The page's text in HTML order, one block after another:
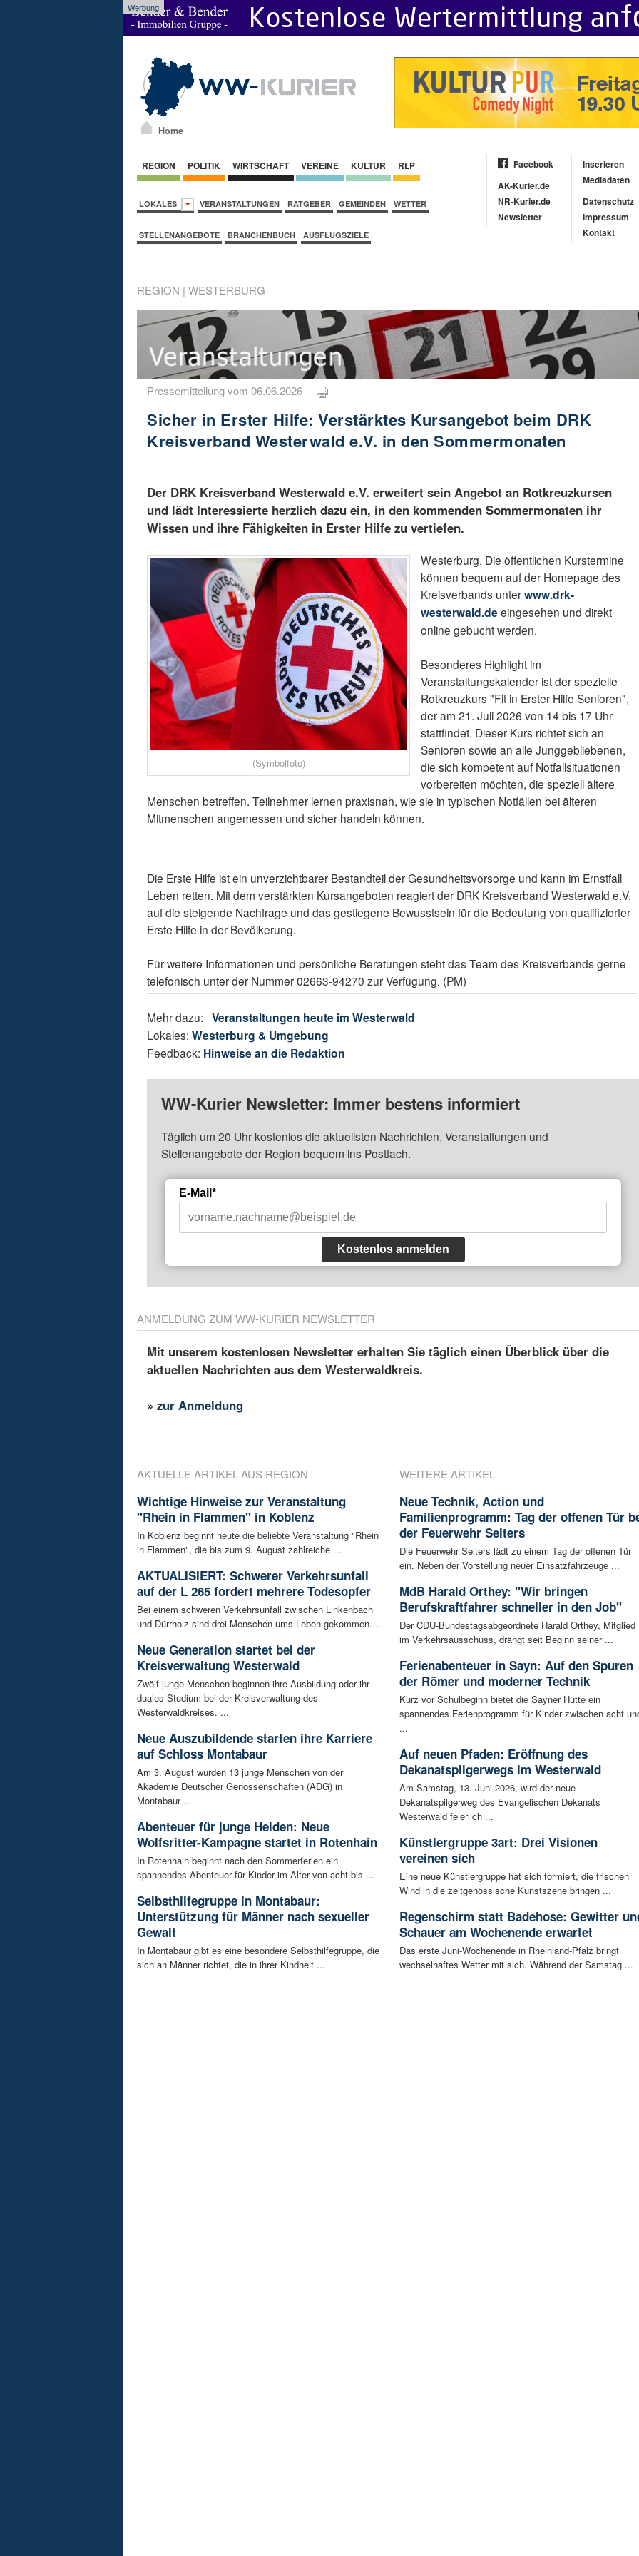
Werbung
Home
REGION POLITIK WIRTSCHAFT VEREINE KULTUR RLP
LOKALES VERANSTALTUNGEN RATGEBER GEMEINDEN WETTER
STELLENANGEBOTE BRANCHENBUCH AUSFLUGSZIELE
Facebook
AK-Kurier.de
NR-Kurier.de
Newsletter
Inserieren
Mediadaten
Datenschutz
Impressum
Kontakt
REGION | WESTERBURG
Pressemitteilung vom 06.06.2026
Sicher in Erster Hilfe: Verstärktes Kursangebot beim DRK
Kreisverband Westerwald e.V. in den Sommermonaten
Der DRK Kreisverband Westerwald e.V. erweitert sein Angebot an Rotkreuzkursen
und lädt Interessierte herzlich dazu ein, in den kommenden Sommermonaten ihr
Wissen und ihre Fähigkeiten in Erster Hilfe zu vertiefen.
(Symbolfoto)
Westerburg. Die öffentlichen Kurstermine
können bequem auf der Homepage des
Kreisverbands unterwww.drk-
westerwald.deeingesehen und direkt
online gebucht werden.
Besonderes Highlight im
Veranstaltungskalender ist der spezielle
Rotkreuzkurs "Fit in Erster Hilfe Senioren",
der am 21. Juli 2026 von 14 bis 17 Uhr
stattfindet. Dieser Kurs richtet sich an
Senioren sowie an alle Junggebliebenen,
die sich kompetent auf Notfallsituationen
vorbereiten möchten, die speziell ältere
Menschen betreffen. Teilnehmer lernen praxisnah, wie sie in typischen Notfällen bei älteren
Mitmenschen angemessen und sicher handeln können.
Die Erste Hilfe ist ein unverzichtbarer Bestandteil der Gesundheitsvorsorge und kann im Ernstfall
Leben retten. Mit dem verstärkten Kursangeboten reagiert der DRK Kreisverband Westerwald e.V.
auf die steigende Nachfrage und das gestiegene Bewusstsein für die Bedeutung von qualifizierter
Erste Hilfe in der Bevölkerung.
Für weitere Informationen und persönliche Beratungen steht das Team des Kreisverbands gerne
telefonisch unter der Nummer 02663-94270 zur Verfügung. (PM)
Mehr dazu:Veranstaltungen heute im Westerwald
Lokales:Westerburg & Umgebung
Feedback: Hinweise an die Redaktion
WW-Kurier Newsletter: Immer bestens informiert
Täglich um 20 Uhr kostenlos die aktuellsten Nachrichten, Veranstaltungen und
Stellenangebote der Region bequem ins Postfach.
E-Mail*
Kostenlos anmelden
ANMELDUNG ZUM WW-KURIER NEWSLETTER
Mit unserem kostenlosen Newsletter erhalten Sie täglich einen Überblick über die
aktuellen Nachrichten aus dem Westerwaldkreis.
»zur Anmeldung
AKTUELLE ARTIKEL AUS REGION
Wichtige Hinweise zur Veranstaltung
"Rhein in Flammen" in Koblenz
In Koblenz beginnt heute die beliebte Veranstaltung "Rhein
in Flammen", die bis zum 9. August zahlreiche ...
AKTUALISIERT: Schwerer Verkehrsunfall
auf der L 265 fordert mehrere Todesopfer
Bei einem schweren Verkehrsunfall zwischen Linkenbach
und Dürrholz sind drei Menschen ums Leben gekommen. ...
Neue Generation startet bei der
Kreisverwaltung Westerwald
Zwölf junge Menschen beginnen ihre Ausbildung oder ihr
duales Studium bei der Kreisverwaltung des
Westerwaldkreises. ...
Neue Auszubildende starten ihre Karriere
auf Schloss Montabaur
Am 3. August wurden 13 junge Menschen von der
Akademie Deutscher Genossenschaften (ADG) in
Montabaur ...
Abenteuer für junge Helden: Neue
Wolfsritter-Kampagne startet in Rotenhain
In Rotenhain beginnt nach den Sommerferien ein
spannendes Abenteuer für Kinder im Alter von acht bis ...
Selbsthilfegruppe in Montabaur:
Unterstützung für Männer nach sexueller
Gewalt
In Montabaur gibt es eine besondere Selbsthilfegruppe, die
sich an Männer richtet, die in ihrer Kindheit ...
WEITERE ARTIKEL
Neue Technik, Action und
Familienprogramm: Tag der offenen Tür
der Feuerwehr Selters
Die Feuerwehr Selters lädt zu einem Tag der offenen Tür
ein. Neben der Vorstellung neuer Einsatzfahrzeuge ...
MdB Harald Orthey: "Wir bringen
Berufskraftfahrer schneller in den Job"
Der CDU-Bundestagsabgeordnete Harald Orthey, Mitglied
im Verkehrsausschuss, drängt seit Beginn seiner ...
Ferienabenteuer in Sayn: Auf den Spuren
der Römer und moderner Technik
Kurz vor Schulbeginn bietet die Sayner Hütte ein
spannendes Ferienprogramm für Kinder zwischen acht
...
Auf neuen Pfaden: Eröffnung des
Dekanatspilgerwegs im Westerwald
Am Samstag, 13. Juni 2026, wird der neue
Dekanatspilgerweg des Evangelischen Dekanats
Westerwald feierlich ...
Künstlergruppe 3art: Drei Visionen
vereinen sich
Eine neue Künstlergruppe hat sich formiert, die frischen
Wind in die zeitgenössische Kunstszene bringen ...
Regenschirm statt Badehose: Gewitter
Schauer am Wochenende erwartet
Das erste Juni-Wochenende in Rheinland-Pfalz bringt
wechselhaftes Wetter mit sich. Während der Samstag ...